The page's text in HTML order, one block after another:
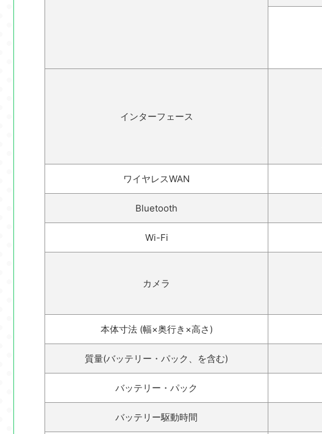
インターフェース
ワイヤレスWAN
Bluetooth
Wi-Fi
カメラ
本体寸法 (幅×奥行き×高さ)
質量(バッテリー・パック、を含む)
バッテリー・パック
バッテリー駆動時間